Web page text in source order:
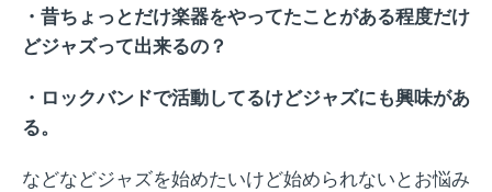
・昔ちょっとだけ楽器をやってたことがある程度だけ
どジャズって出来るの？
・ロックバンドで活動してるけどジャズにも興味があ
る。
などなどジャズを始めたいけど始められないとお悩み